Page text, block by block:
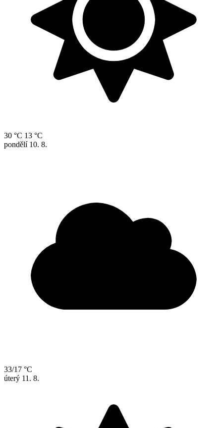
30 °C 13 °C
pondělí 10. 8.
33/17 °C
úterý 11. 8.